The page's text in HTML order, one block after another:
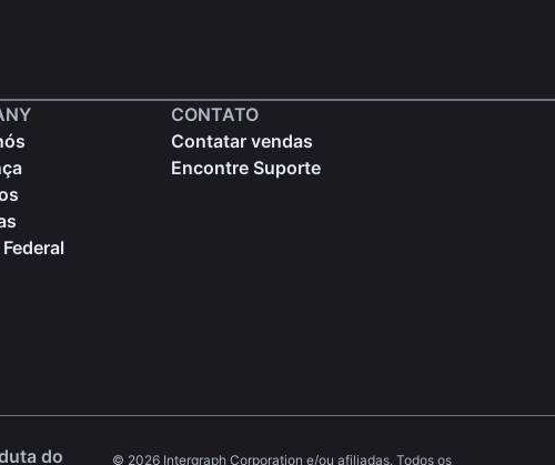
CONTATO
Contatar vendas
Encontre Suporte
do © 2026 Intergraph Corporation e/ou afiliadas. Todos os